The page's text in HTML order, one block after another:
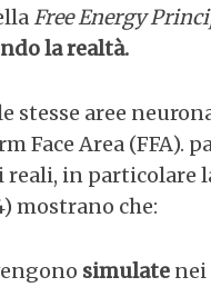
Free Energy
la realtà.
stesse aree
Face Area (FFA).
reali, in particolare
mostrano che:
simulate